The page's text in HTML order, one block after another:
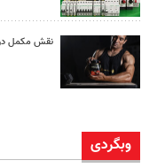
نقش مکمل در
وبگردی